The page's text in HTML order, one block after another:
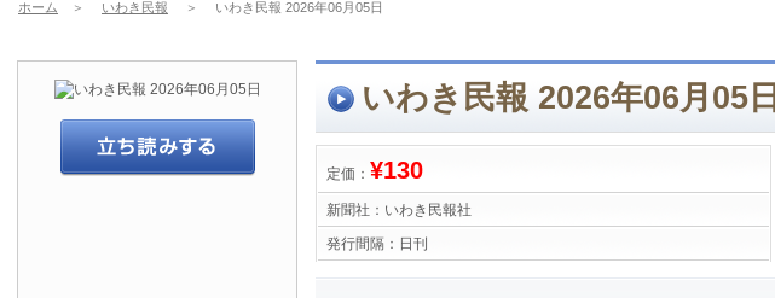
ホーム ＞ いわき民報 ＞ いわき民報 2026年06月05日
いわき民報 2026年06月05日
定価： ¥130
新聞社： いわき民報社
発行間隔： 日刊